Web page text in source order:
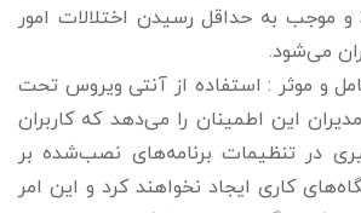
موجب به حداقل رسیدن اختلالات امور
می‌شود.
و موثر : استفاده از آنتی ویروس تحت
این اطمینان را می‌دهد که کاربران
در تنظیمات برنامه‌های نصب‌شده بر
کاری ایجاد نخواهند کرد و این امر